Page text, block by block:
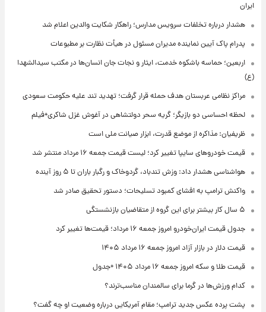
ایران
هشدار درباره تخلفات سرویس مدارس؛ راهکار شکایت والدین اعلام شد
پدرام پاک آیین نماینده مدیران مسئول در هیأت نظارت بر مطبوعات
اربعین؛ حماسه باشکوه خدمت، ایثار و نجات جان انسان‌ها در مکتب سیدالشهدا
(ع)
مراکز نظامی عربستان هدف حمله قرار گرفت؛ تهدید تند علیه حکومت سعودی
لحظه احساسی دو بازیگر؛ گریه سحر دولتشاهی در آغوش غزل شاکری+فیلم
ظریفیان: مذاکره از موضع قدرت، ابزار صیانت ملی است
قیمت خودروهای سایپا تغییر کرد؛ لیست قیمت جمعه ۱۶ مرداد منتشر شد
هواشناسی هشدار داد: وزش تندباد، گردوخاک و رگبار باران تا ۵ روز آینده
واکنش ترامپ به افشای کمبود تسلیحات؛ دستور تحقیق صادر شد
۵ سال کار بیشتر برای این گروه از متقاضیان بازنشستگی
جدول قیمت ایران‌خودرو امروز جمعه ۱۶ مرداد؛ قیمت‌ها تغییر کرد
قیمت دلار در بازار آزاد امروز جمعه ۱۶ مرداد ۱۴۰۵
قیمت طلا و سکه امروز جمعه ۱۶ مرداد ۱۴۰۵ +جدول
کدام ورزش‌ها در گرما برای سالمندان مناسب‌ترند؟
پشت پرده عکس جدید ترامپ؛ مقام آمریکایی درباره وضعیت او چه گفت؟